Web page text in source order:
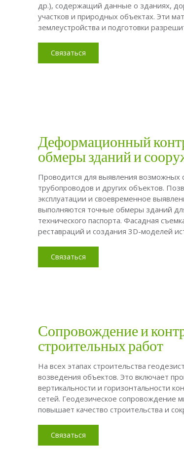
др.), содержащий данные о зданиях,
участков и природных объектах. Эти
землеустройства и подготовки
Связаться
Деформационный
обмеры зданий и
Проводится для выявления
трубопроводов и других объектов.
эксплуатации и своевременное
выполняются точные обмеры зданий
технического паспорта. Фасадная
реставраций и создания 3D-моделей
Связаться
Сопровождение и
строительных работ
На всех этапах строительства
возведения объектов. Это включает
вертикальности и горизонтальности
сетей. Геодезическое сопровождение
повышает качество строительства и
Связаться